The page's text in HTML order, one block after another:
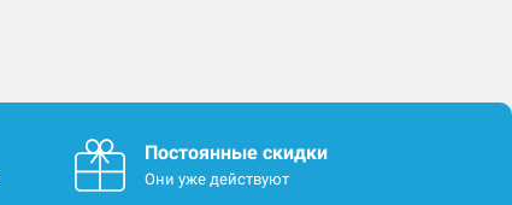
Постоянные скидки
Они уже действуют